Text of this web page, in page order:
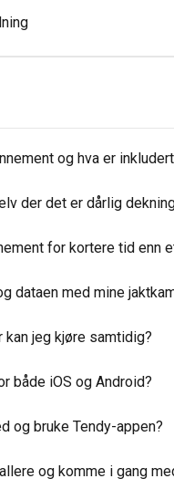
og hva er
der det er dårlig
for kortere tid enn
dataen med mine
kan jeg kjøre samtidig?
både iOS og Android?
og bruke Tendy-appen?
og komme i gang